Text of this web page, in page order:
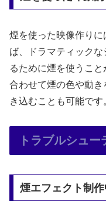
煙を使った映像作りに
ば、ドラマティック
るために煙を使うこ
合わせて煙の色や動き
き込むことも可能です
トラブルシュー
煙エフェクト制